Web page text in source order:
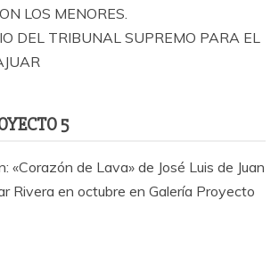
LOS MENORES.
DEL TRIBUNAL SUPREMO PARA EL
5
«Corazón de Lava» de José Luis de Juan
Rivera en octubre en Galería Proyecto